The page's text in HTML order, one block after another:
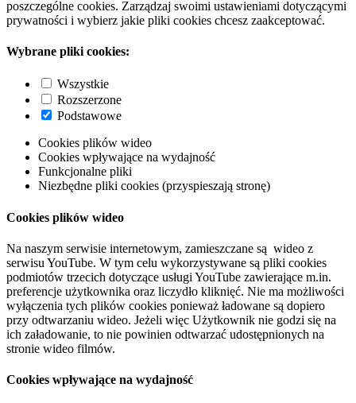
poszczególne cookies. Zarządzaj swoimi ustawieniami dotyczącymi
prywatności i wybierz jakie pliki cookies chcesz zaakceptować.
Wybrane pliki cookies:
Wszystkie
Rozszerzone
Podstawowe
Cookies plików wideo
Cookies wpływające na wydajność
Funkcjonalne pliki
Niezbędne pliki cookies (przyspieszają stronę)
Cookies plików wideo
Na naszym serwisie internetowym, zamieszczane są wideo z
serwisu YouTube. W tym celu wykorzystywane są pliki cookies
podmiotów trzecich dotyczące usługi YouTube zawierające m.in.
preferencje użytkownika oraz liczydło kliknięć. Nie ma możliwości
wyłączenia tych plików cookies ponieważ ładowane są dopiero
przy odtwarzaniu wideo. Jeżeli więc Użytkownik nie godzi się na
ich załadowanie, to nie powinien odtwarzać udostępnionych na
stronie wideo filmów.
Cookies wpływające na wydajność